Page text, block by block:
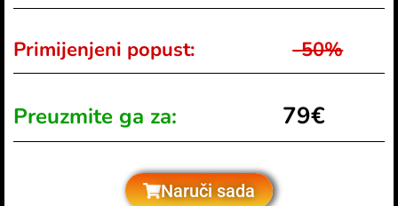
Primijenjeni popust: -50%
Preuzmite ga za: 79€
Naruči sada